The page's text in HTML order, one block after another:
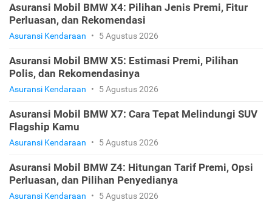
Asuransi Mobil BMW X4: Pilihan Jenis Premi, Fitur
Perluasan, dan Rekomendasi
Asuransi Kendaraan • 5 Agustus 2026
Asuransi Mobil BMW X5: Estimasi Premi, Pilihan
Polis, dan Rekomendasinya
Asuransi Kendaraan • 5 Agustus 2026
Asuransi Mobil BMW X7: Cara Tepat Melindungi SUV
Flagship Kamu
Asuransi Kendaraan • 5 Agustus 2026
Asuransi Mobil BMW Z4: Hitungan Tarif Premi, Opsi
Perluasan, dan Pilihan Penyedianya
Asuransi Kendaraan • 5 Agustus 2026